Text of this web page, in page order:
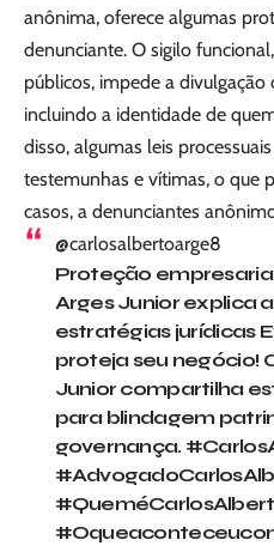
anônima, oferece algumas
denunciante. O sigilo
públicos, impede a
incluindo a identidade de
disso, algumas leis
testemunhas e vítimas, o que
casos, a denunciantes
@carlosalbertoarge8
Proteção
Arges Junior explica
estratégias jurídicas
proteja seu negócio!
Junior compartilha
para blindagem
governança.